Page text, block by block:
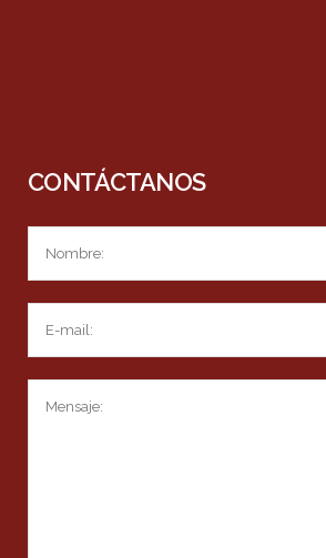
CONTÁCTANOS